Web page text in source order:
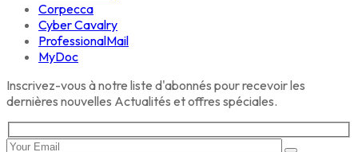
Corpecca
Cyber Cavalry
ProfessionalMail
MyDoc
Inscrivez-vous à notre liste d'abonnés pour recevoir les
dernières nouvelles Actualités et offres spéciales.